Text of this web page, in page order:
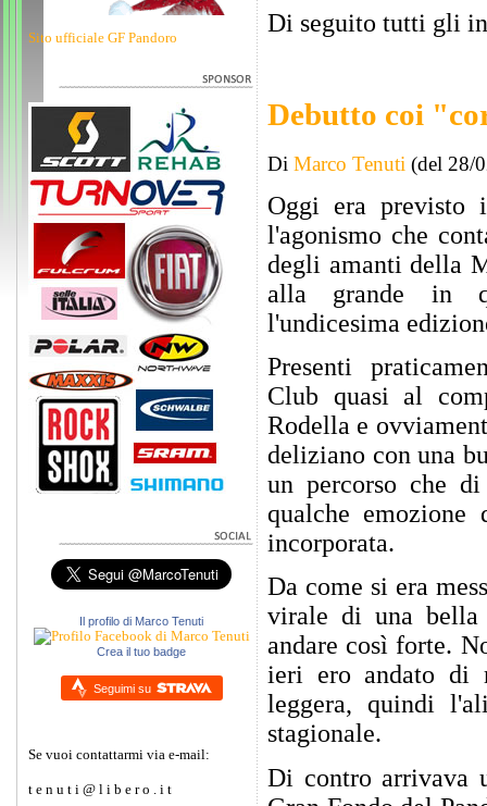
Sito ufficiale GF Pandoro
Il profilo di Marco Tenuti
Crea il tuo badge
Seguimi su
Se vuoi contattarmi via e-mail:
t e n u t i @ l i b e r o . i t
Di seguito tutti gli
Debutto coi
Di Marco Tenuti (del 28/
Oggi era previsto
l'agonismo che
degli amanti della
alla grande in
l'undicesima
Presenti
Club quasi al
Rodella e
deliziano con una
un percorso che
qualche
incorporata.
Da come si era
virale di una bella
andare così forte.
ieri ero andato di
leggera, quindi
stagionale.
Di contro arrivava